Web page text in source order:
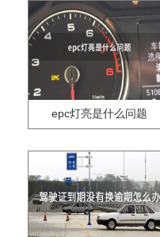
epc灯亮是什么问题